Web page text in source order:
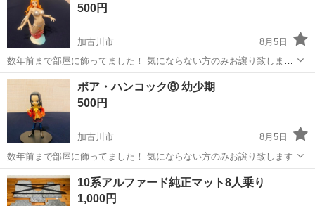
ムの圧着作業など機械のオ...
500円
加古川市
8月5日
数年前まで部屋に飾ってました！ 気にならない方のみお譲り致しま
す！ ワンピースフィギュア
兵庫 加古川市 水着
ボア・ハンコック⑧ 幼少期
500円
加古川市
8月5日
数年前まで部屋に飾ってました！ 気にならない方のみお譲り致します
兵庫 加古川市 部屋
10系アルファード純正マット8人乗り
1,000円